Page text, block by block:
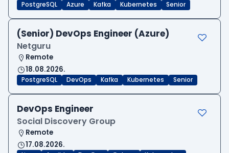
PostgreSQL Azure Kafka Kubernetes Senior
(Senior) DevOps Engineer (Azure)
Netguru
Remote
18.08.2026.
PostgreSQL DevOps Kafka Kubernetes Senior
DevOps Engineer
Social Discovery Group
Remote
17.08.2026.